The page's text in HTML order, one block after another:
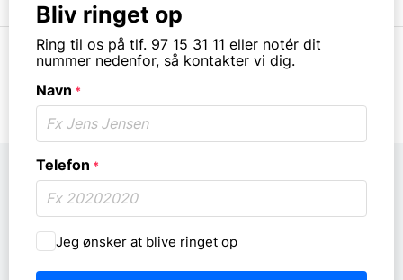
Bliv ringet op
Ring til os på tlf. 97 15 31 11 eller notér dit
nummer nedenfor, så kontakter vi dig.
Navn *
Telefon *
Må
vi
ringe
Jeg ønsker at blive ringet op